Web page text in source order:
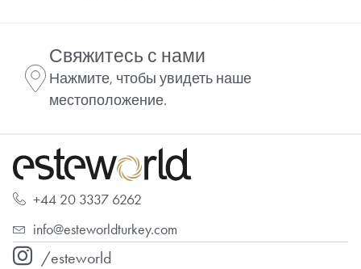
Свяжитесь с нами
Нажмите, чтобы увидеть наше
местоположение.
+44 20 3337 6262
info@esteworldturkey.com
/esteworld